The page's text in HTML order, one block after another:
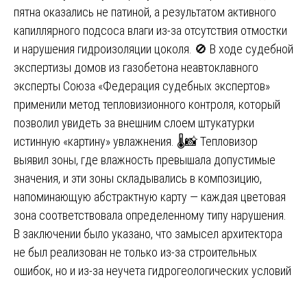
пятна оказались не патиной, а результатом активного
капиллярного подсоса влаги из-за отсутствия отмостки
и нарушения гидроизоляции цоколя. 🚫 В ходе судебной
экспертизы домов из газобетона неавтоклавного
эксперты Союза «Федерация судебных экспертов»
применили метод тепловизионного контроля, который
позволил увидеть за внешним слоем штукатурки
истинную «картину» увлажнения. 🌡️📸 Тепловизор
выявил зоны, где влажность превышала допустимые
значения, и эти зоны складывались в композицию,
напоминающую абстрактную карту — каждая цветовая
зона соответствовала определенному типу нарушения.
В заключении было указано, что замысел архитектора
не был реализован не только из-за строительных
ошибок, но и из-за неучета гидрогеологических условий